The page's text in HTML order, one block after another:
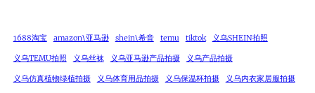
1688淘宝 amazon\亚马逊 shein\希音 temu tiktok 义乌SHEIN拍照
义乌TEMU拍照 义乌丝袜 义乌亚马逊产品拍摄 义乌产品拍摄
义乌仿真植物绿植拍摄 义乌体育用品拍摄 义乌保温杯拍摄 义乌内衣家居服拍摄